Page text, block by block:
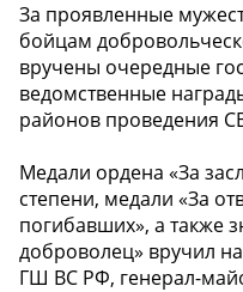
За проявленные
бойцам
вручены очередные
ведомственные
районов проведения
Медали ордена «За
степени, медали «За
погибавших», а также
доброволец» вручил
ГШ ВС РФ, генерал-